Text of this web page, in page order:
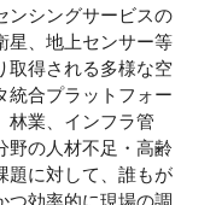
ンシングサービスの
星、地上センサー等
取得される多様な空
統合プラットフォー
林業、インフラ管
野の人材不足・高齢
題に対して、誰もが